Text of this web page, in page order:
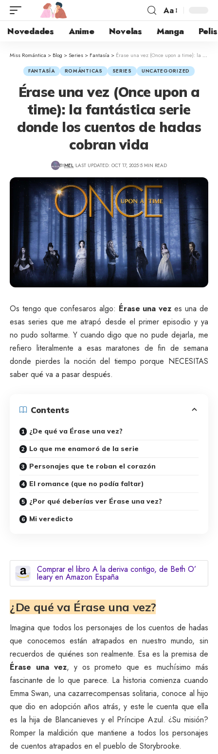
Aa
Novedades Anime Novelas Manga Pelis
Miss Romántica > Blog > Series > Fantasía > Érase una vez (Once upon a time): la fantástica serie donde los cuentos de hadas cobran vida
FANTASÍA ROMÁNTICAS SERIES UNCATEGORIZED
Érase una vez (Once upon a
time): la fantástica serie
donde los cuentos de hadas
cobran vida
BYMEL LAST UPDATED: OCT 17, 2025 5 MIN READ
Os tengo que confesaros algo: Érase una vez es una de
esas series que me atrapó desde el primer episodio y ya
no pudo soltarme. Y cuando digo que no pude dejarla, me
refiero literalmente a esas maratones de fin de semana
donde pierdes la noción del tiempo porque NECESITAS
saber qué va a pasar después.
Contents
¿De qué va Érase una vez?
Lo que me enamoró de la serie
Personajes que te roban el corazón
El romance (que no podía faltar)
¿Por qué deberías ver Érase una vez?
Mi veredicto
Comprar el libro A la deriva contigo, de Beth O’
leary en Amazon España
¿De qué va Érase una vez?
Imagina que todos los personajes de los cuentos de hadas
que conocemos están atrapados en nuestro mundo, sin
recuerdos de quiénes son realmente. Esa es la premisa de
Érase una vez, y os prometo que es muchísimo más
fascinante de lo que parece. La historia comienza cuando
Emma Swan, una cazarrecompensas solitaria, conoce al hijo
que dio en adopción años atrás, y este le cuenta que ella
es la hija de Blancanieves y el Príncipe Azul. ¿Su misión?
Romper la maldición que mantiene a todos los personajes
de cuentos atrapados en el pueblo de Storybrooke.